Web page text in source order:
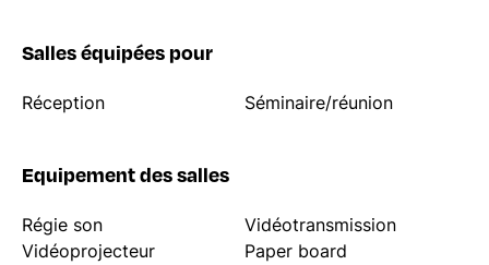
Salles équipées pour
Réception Séminaire/réunion
Equipement des salles
Régie son
Vidéotransmission
Vidéoprojecteur
Paper board